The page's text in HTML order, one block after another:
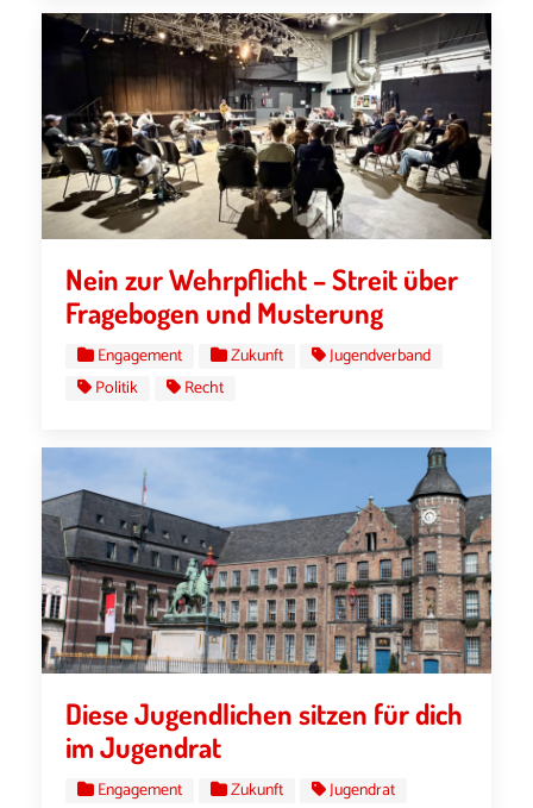
Nein zur Wehrpflicht – Streit über
Fragebogen und Musterung
Engagement Zukunft
Jugendverband
Politik
Recht
Diese Jugendlichen sitzen für dich
im Jugendrat
Engagement Zukunft
Jugendrat